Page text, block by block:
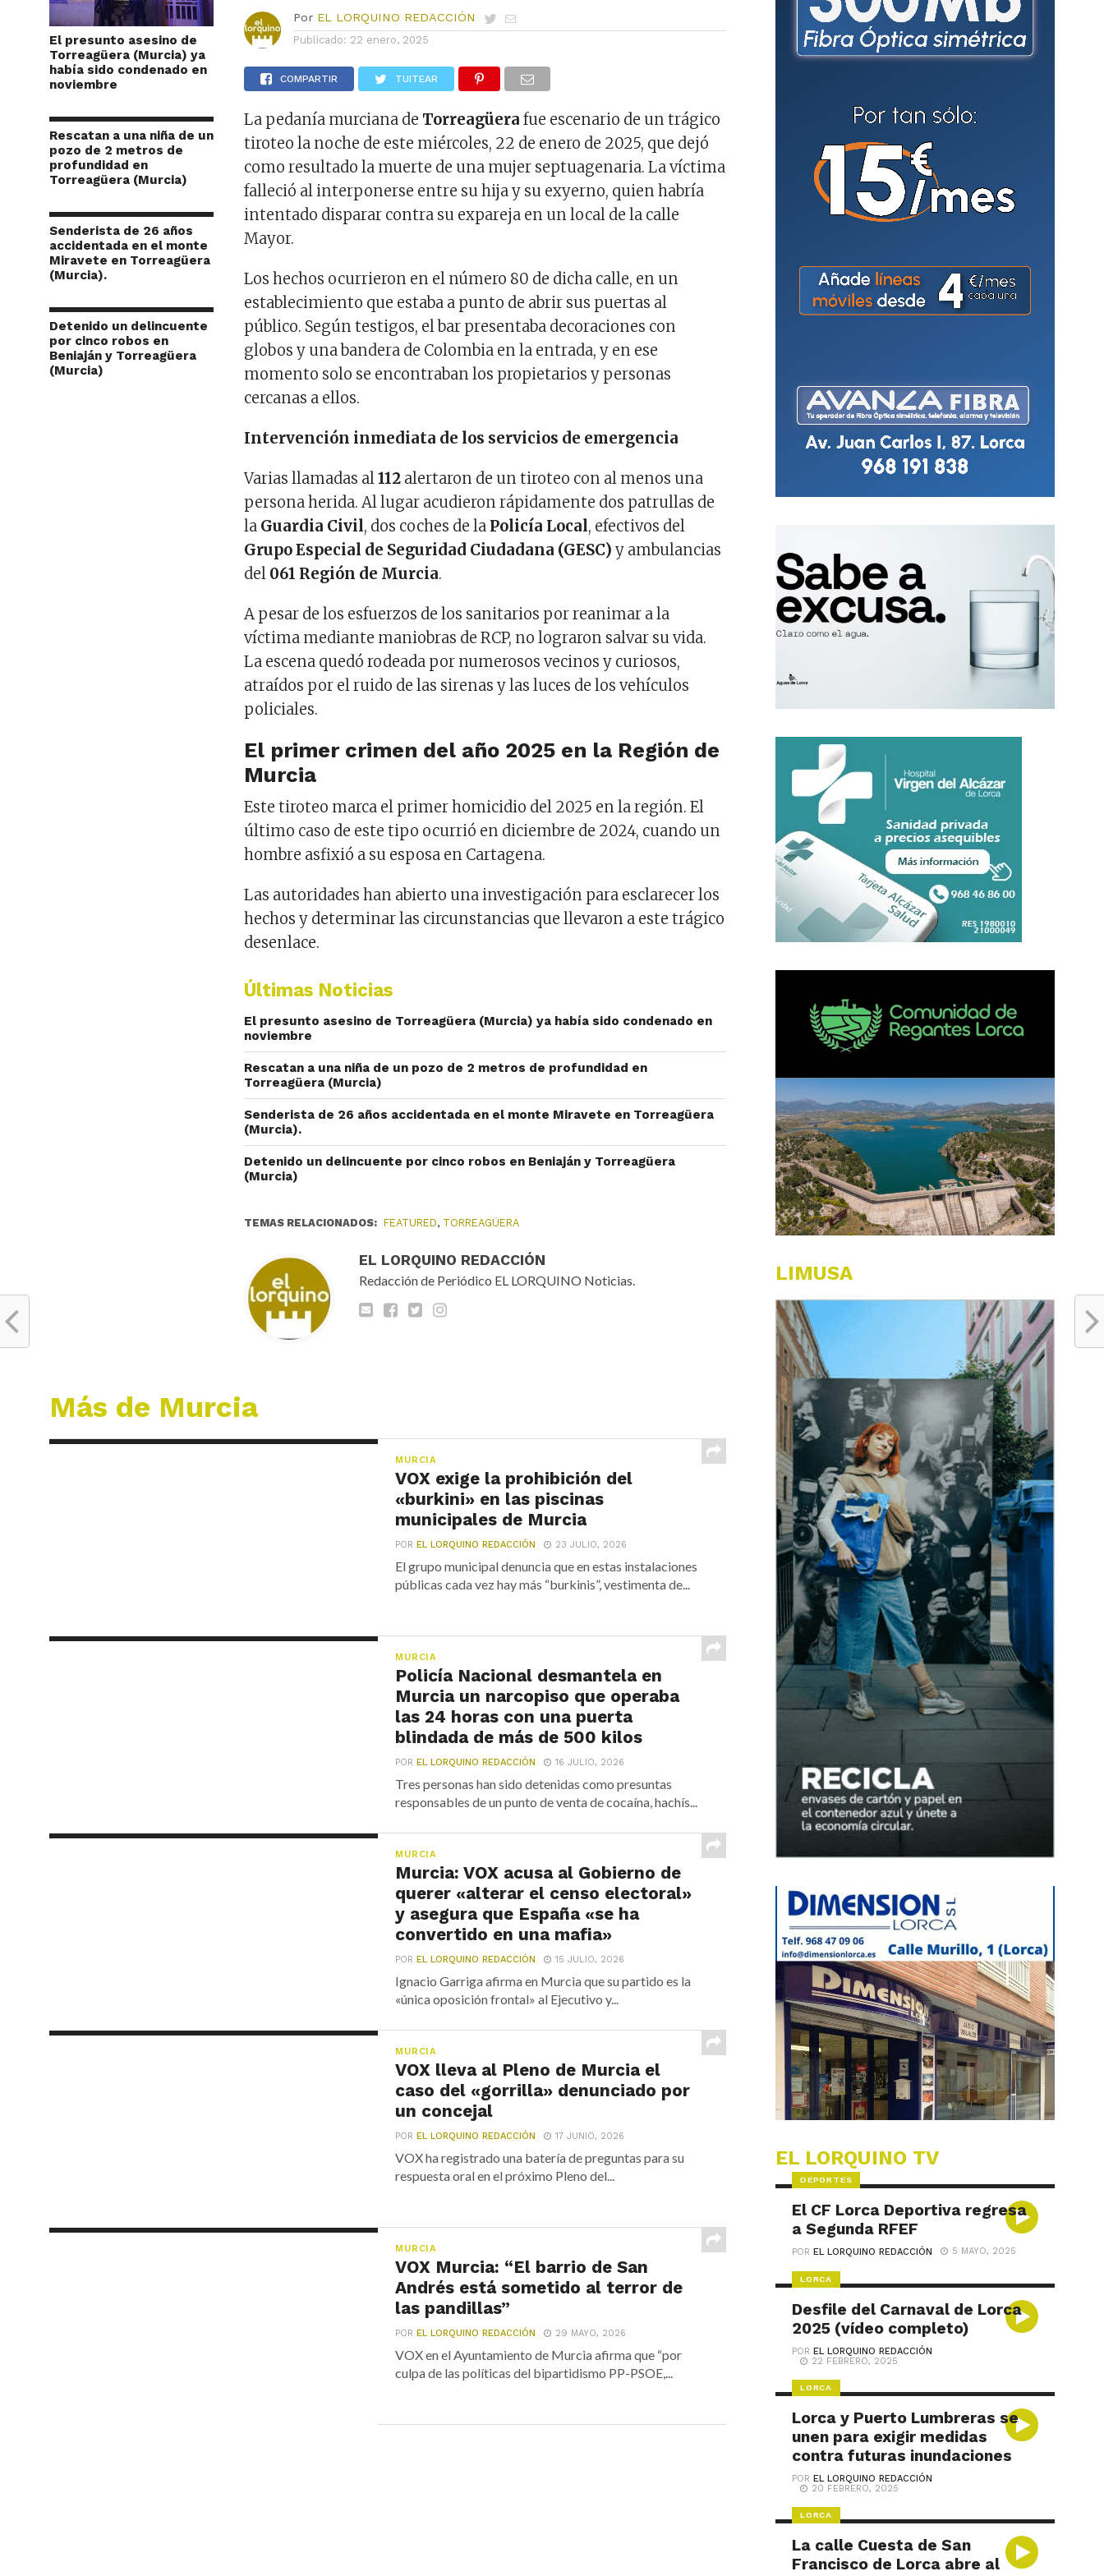
El presunto asesino de
Torreagüera (Murcia) ya
había sido condenado en
noviembre
Rescatan a una niña de un
pozo de 2 metros de
profundidad en
Torreagüera (Murcia)
Senderista de 26 años
accidentada en el monte
Miravete en Torreagüera
(Murcia).
Detenido un delincuente
por cinco robos en
Beniaján y Torreagüera
(Murcia)
Por EL LORQUINO REDACCIÓN
Publicado: 22 enero, 2025
COMPARTIR TUITEAR
La pedanía murciana de Torreagüera fue escenario de un trágico
tiroteo la noche de este miércoles, 22 de enero de 2025, que dejó
como resultado la muerte de una mujer septuagenaria. La víctima
falleció al interponerse entre su hija y su exyerno, quien habría
intentado disparar contra su expareja en un local de la calle
Mayor.
Los hechos ocurrieron en el número 80 de dicha calle, en un
establecimiento que estaba a punto de abrir sus puertas al
público. Según testigos, el bar presentaba decoraciones con
globos y una bandera de Colombia en la entrada, y en ese
momento solo se encontraban los propietarios y personas
cercanas a ellos.
Intervención inmediata de los servicios de emergencia
Varias llamadas al112 alertaron de un tiroteo con al menos una
persona herida. Al lugar acudieron rápidamente dos patrullas de
la Guardia Civil, dos coches de la Policía Local, efectivos del
Grupo Especial de Seguridad Ciudadana (GESC) y ambulancias
del 061 Región de Murcia.
A pesar de los esfuerzos de los sanitarios por reanimar a la
víctima mediante maniobras de RCP, no lograron salvar su vida.
La escena quedó rodeada por numerosos vecinos y curiosos,
atraídos por el ruido de las sirenas y las luces de los vehículos
policiales.
El primer crimen del año 2025 en la Región de
Murcia
Este tiroteo marca el primer homicidio del 2025 en la región. El
último caso de este tipo ocurrió en diciembre de 2024, cuando un
hombre asfixió a su esposa en Cartagena.
Las autoridades han abierto una investigación para esclarecer los
hechos y determinar las circunstancias que llevaron a este trágico
desenlace.
Últimas Noticias
El presunto asesino de Torreagüera (Murcia) ya había sido condenado en
noviembre
Rescatan a una niña de un pozo de 2 metros de profundidad en
Torreagüera (Murcia)
Senderista de 26 años accidentada en el monte Miravete en Torreagüera
(Murcia).
Detenido un delincuente por cinco robos en Beniaján y Torreagüera
(Murcia)
TEMAS RELACIONADOS: FEATURED, TORREAGÜERA
EL LORQUINO REDACCIÓN
Redacción de Periódico EL LORQUINO Noticias.
Más de Murcia
MURCIA
VOX exige la prohibición del
«burkini» en las piscinas
municipales de Murcia
POREL LORQUINO REDACCIÓN 23 JULIO, 2026
El grupo municipal denuncia que en estas instalaciones
públicas cada vez hay más “burkinis”, vestimenta de...
MURCIA
Policía Nacional desmantela en
Murcia un narcopiso que operaba
las 24 horas con una puerta
blindada de más de 500 kilos
POREL LORQUINO REDACCIÓN 16 JULIO, 2026
Tres personas han sido detenidas como presuntas
responsables de un punto de venta de cocaína, hachís...
MURCIA
Murcia: VOX acusa al Gobierno de
querer «alterar el censo electoral»
y asegura que España «se ha
convertido en una mafia»
POREL LORQUINO REDACCIÓN 15 JULIO, 2026
Ignacio Garriga afirma en Murcia que su partido es la
«única oposición frontal» al Ejecutivo y...
MURCIA
VOX lleva al Pleno de Murcia el
caso del «gorrilla» denunciado por
un concejal
POREL LORQUINO REDACCIÓN 17 JUNIO, 2026
VOX ha registrado una batería de preguntas para su
respuesta oral en el próximo Pleno del...
MURCIA
VOX Murcia: “El barrio de San
Andrés está sometido al terror de
las pandillas”
POREL LORQUINO REDACCIÓN 29 MAYO, 2026
VOX en el Ayuntamiento de Murcia afirma que “por
culpa de las políticas del bipartidismo PP-PSOE,...
LIMUSA
EL LORQUINO TV
DEPORTES
El CF Lorca Deportiva regresa
a Segunda RFEF
POREL LORQUINO REDACCIÓN 5 MAYO, 2025
LORCA
Desfile del Carnaval de Lorca
2025 (vídeo completo)
POREL LORQUINO REDACCIÓN
22 FEBRERO, 2025
LORCA
Lorca y Puerto Lumbreras se
unen para exigir medidas
contra futuras inundaciones
POREL LORQUINO REDACCIÓN
20 FEBRERO, 2025
LORCA
La calle Cuesta de San
Francisco de Lorca abre al